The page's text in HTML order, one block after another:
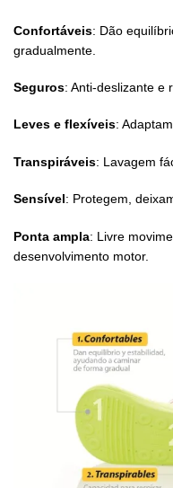
Confortáveis: Dão
gradualmente.
Seguros: Anti-deslizante e
Leves e flexíveis:
Transpiráveis: Lavagem
Sensível: Protegem,
Ponta ampla: Livre
desenvolvimento motor.